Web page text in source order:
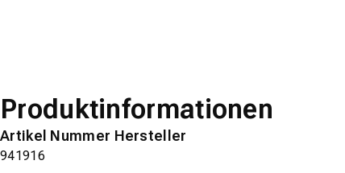
Produktinformationen
Artikel Nummer Hersteller
941916